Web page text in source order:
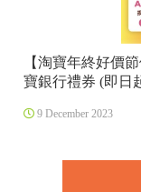
【淘寶年終好價
寶銀行禮券 (即日
9 December 2023